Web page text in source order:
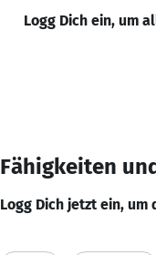
Logg Dich ein, um
Fähigkeiten
Logg Dich jetzt ein, um